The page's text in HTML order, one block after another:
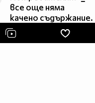
все още няма
качено съдържание.